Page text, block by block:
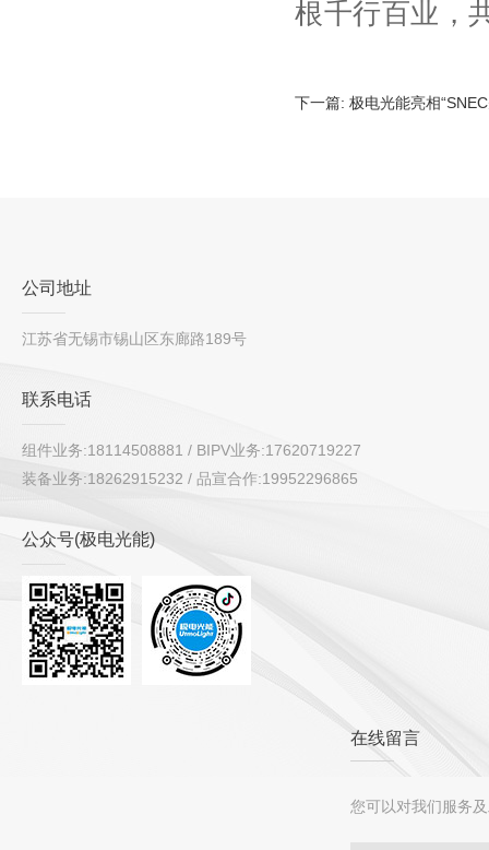
根千行百业，
下一篇: 极电光能亮相
公司地址
江苏省无锡市锡山区东廊路189号
联系电话
组件业务:18114508881 / BIPV业务:17620719227
装备业务:18262915232 / 品宣合作:19952296865
公众号(极电光能)
在线留言
您可以对我们服务